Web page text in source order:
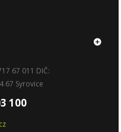
67 011 DIČ:
67 Syrovice
100